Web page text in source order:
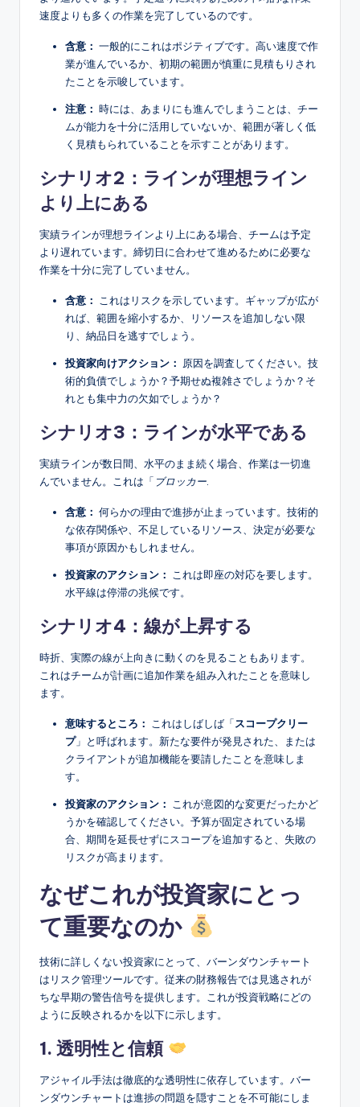
速度よりも多くの作業を完了しているのです。
含意： 一般的にこれはポジティブです。高い速度で作
業が進んでいるか、初期の範囲が慎重に見積もりされ
たことを示唆しています。
注意： 時には、あまりにも進んでしまうことは、チー
ムが能力を十分に活用していないか、範囲が著しく低
く見積もられていることを示すことがあります。
シナリオ2：ラインが理想ライン
より上にある
実績ラインが理想ラインより上にある場合、チームは予定
より遅れています。締切日に合わせて進めるために必要な
作業を十分に完了していません。
含意：
これはリスクを示しています。ギャップが広が
れば、範囲を縮小するか、リソースを追加しない限
り、納品日を逃すでしょう。
投資家向けアクション：
原因を調査してください。技
術的負債でしょうか？予期せぬ複雑さでしょうか？そ
れとも集中力の欠如でしょうか？
シナリオ3：ラインが水平である
実績ラインが数日間、水平のまま続く場合、作業は一切進
んでいません。これは「 ブロッカー
含意： 何らかの理由で進捗が止まっています。技術的
な依存関係や、不足しているリソース、決定が必要な
事項が原因かもしれません。
投資家のアクション：
これは即座の対応を要します。
水平線は停滞の兆候です。
シナリオ4：線が上昇する
時折、実際の線が上向きに動くのを見ることもあります。
これはチームが計画に追加作業を組み入れたことを意味し
ます。
意味するところ： これはしばしば「スコープクリー
プ」と呼ばれます。新たな要件が発見された、または
クライアントが追加機能を要請したことを意味しま
す。
投資家のアクション：
これが意図的な変更だったかど
うかを確認してください。予算が固定されている場
合、期間を延長せずにスコープを追加すると、失敗の
リスクが高まります。
なぜこれが投資家にとっ
て重要なのか
技術に詳しくない投資家にとって、バーンダウンチャート
はリスク管理ツールです。従来の財務報告では見逃されが
ちな早期の警告信号を提供します。これが投資戦略にどの
ように反映されるかを以下に示します。
1. 透明性と信頼
アジャイル手法は徹底的な透明性に依存しています。バー
ンダウンチャートは進捗の問題を隠すことを不可能にしま